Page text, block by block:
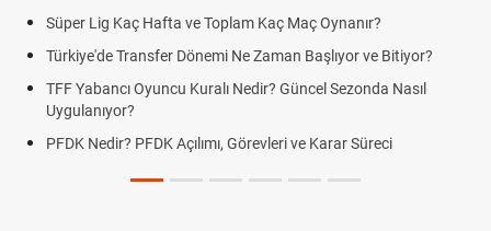
Süper Lig Kaç Hafta ve Toplam Kaç Maç Oynanır?
Türkiye'de Transfer Dönemi Ne Zaman Başlıyor ve Bitiyor?
TFF Yabancı Oyuncu Kuralı Nedir? Güncel Sezonda Nasıl
Uygulanıyor?
PFDK Nedir? PFDK Açılımı, Görevleri ve Karar Süreci